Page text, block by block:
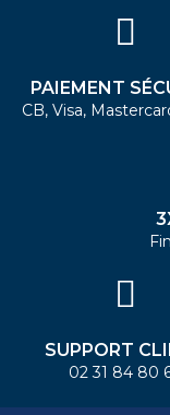
PAIEMENT
CB, Visa,
SUPPORT
02 31 84 80